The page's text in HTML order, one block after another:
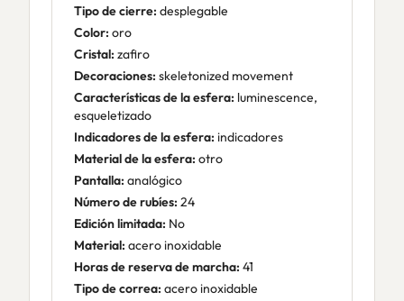
Tipo de cierre: desplegable
Color: oro
Cristal: zafiro
Decoraciones: skeletonized movement
Características de la esfera: luminescence,
esqueletizado
Indicadores de la esfera: indicadores
Material de la esfera: otro
Pantalla: analógico
Número de rubíes: 24
Edición limitada: No
Material: acero inoxidable
Horas de reserva de marcha: 41
Tipo de correa: acero inoxidable